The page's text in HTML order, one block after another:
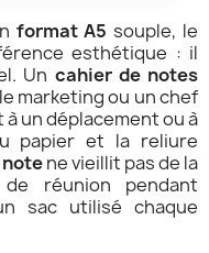
format A5 souple, le
esthétique : il
Un cahier de notes
marketing ou un chef
un déplacement ou à
papier et la reliure
notene vieillit pas de la
réunion pendant
sac utilisé chaque